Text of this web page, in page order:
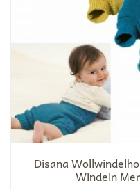
Disana
Windeln